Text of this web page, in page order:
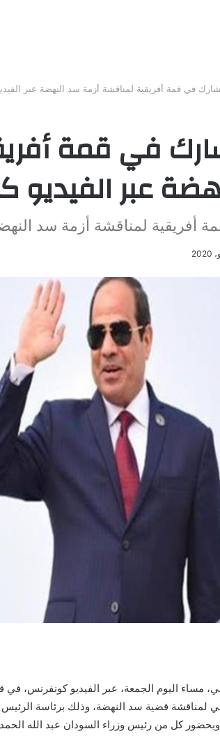
في قمة أفريقية لمناقشة أزمة سد النهضة عبر
في قمة
عبر الفيديو
لمناقشة أزمة سد
مساء اليوم الجمعة، عبر الفيديو كونفرنس، في
لمناقشة قضية سد النهضة، وذلك برئاسة
وبحضور كل من رئيس وزراء السودان عبد الله